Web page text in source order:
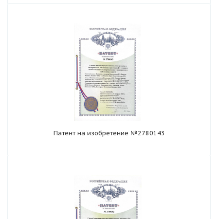
Патент на изобретение №2780143